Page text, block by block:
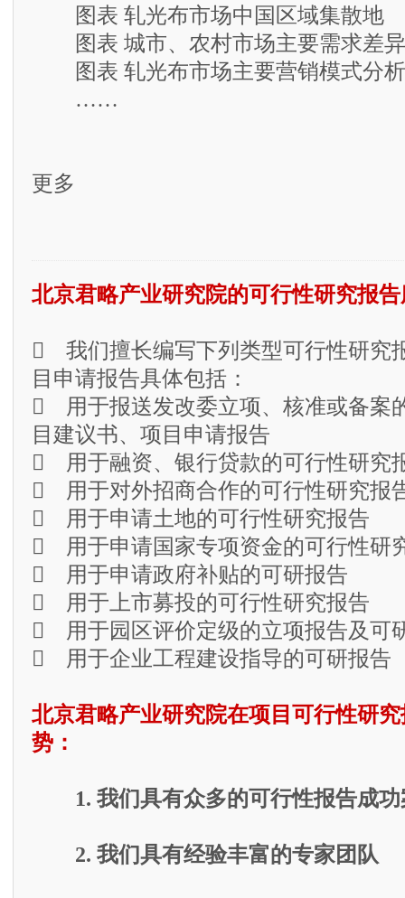
图表 轧光布市场中国区域集散地
图表 城市、农村市场主要需求差
图表 轧光布市场主要营销模式分析
……
更多
北京君略产业研究院的可行性研究报
 我们擅长编写下列类型可行性研究
目申请报告具体包括：
 用于报送发改委立项、核准或备案
目建议书、项目申请报告
 用于融资、银行贷款的可行性研究
 用于对外招商合作的可行性研究报
 用于申请土地的可行性研究报告
 用于申请国家专项资金的可行性研
 用于申请政府补贴的可研报告
 用于上市募投的可行性研究报告
 用于园区评价定级的立项报告及可
 用于企业工程建设指导的可研报告
北京君略产业研究院在项目可行性研
势：
1. 我们具有众多的可行性报告成功
2. 我们具有经验丰富的专家团队